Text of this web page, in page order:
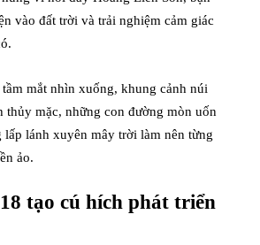
vào đất trời và trải nghiệm cảm giác
mắt nhìn xuống, khung cảnh núi
thủy mặc, những con đường mòn uốn
lấp lánh xuyên mây trời làm nên từng
ảo.
tạo cú hích phát triển